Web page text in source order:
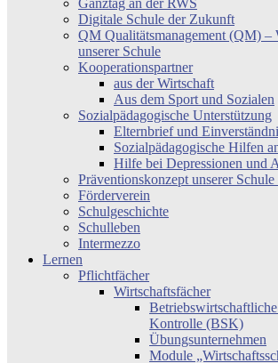
Ganztag an der RWS
Digitale Schule der Zukunft
QM Qualitätsmanagement (QM) –
unserer Schule
Kooperationspartner
aus der Wirtschaft
Aus dem Sport und Sozialen
Sozialpädagogische Unterstützung
Elternbrief und
Sozialpädagogische Hilfen
Hilfe bei Depressionen und
Präventionskonzept unserer
Förderverein
Schulgeschichte
Schulleben
Intermezzo
Lernen
Pflichtfächer
Wirtschaftsfächer
Kontrolle (BSK)
Übungsunternehmen
Module